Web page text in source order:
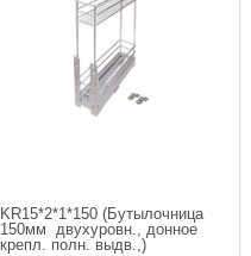
KR15*2*1*150 (Бутылочница
150мм  двухуровн., донное
крепл. полн. выдв.,)